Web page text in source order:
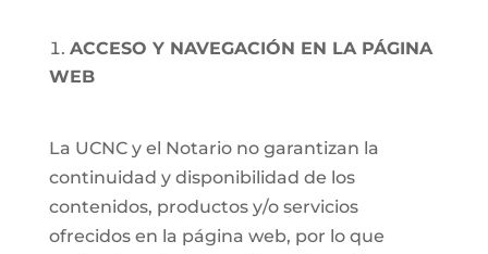
ACCESO Y NAVEGACIÓN EN LA PÁGINA
WEB
La UCNC y el Notario no garantizan la
continuidad y disponibilidad de los
contenidos, productos y/o servicios
ofrecidos en la página web, por lo que